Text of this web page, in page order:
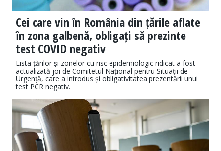
Cei care vin în România din țările aflate
în zona galbenă, obligați să prezinte
test COVID negativ
Lista țărilor și zonelor cu risc epidemiologic ridicat a fost
actualizată joi de Comitetul Național pentru Situații de
Urgență, care a introdus și obligativitatea prezentării unui
test PCR negativ.